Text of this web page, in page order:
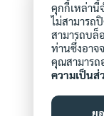
คุกกี้เหล่านี้
ไม่สามารถ
สามารถบล็
ท่านซึ่งอาจ
คุณสามารถ
ความเป็นส่
ย